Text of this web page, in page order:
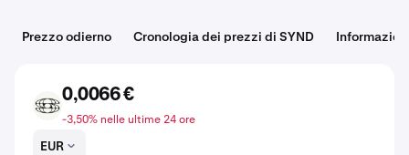
Prezzo odierno Cronologia dei prezzi di SYND
SYND
0,0066 €
-3,50% nelle ultime 24 ore
EUR